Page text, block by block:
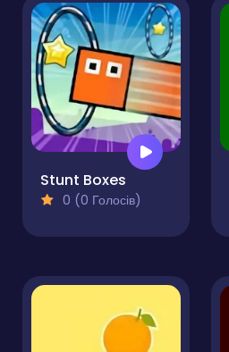
Stunt Boxes
0 (0 Голосів)